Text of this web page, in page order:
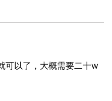
以了，大概需要二十w